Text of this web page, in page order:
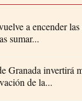
a encender
sumar...
Granada invertirá
de la...